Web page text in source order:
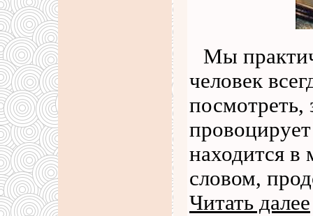
Мы
человек
посмотреть,
находится в
словом,
Читать далее